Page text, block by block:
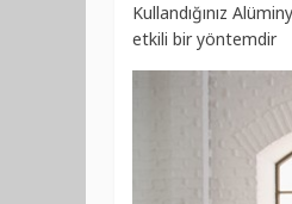
Kullandığınız
etkili bir yöntemdir